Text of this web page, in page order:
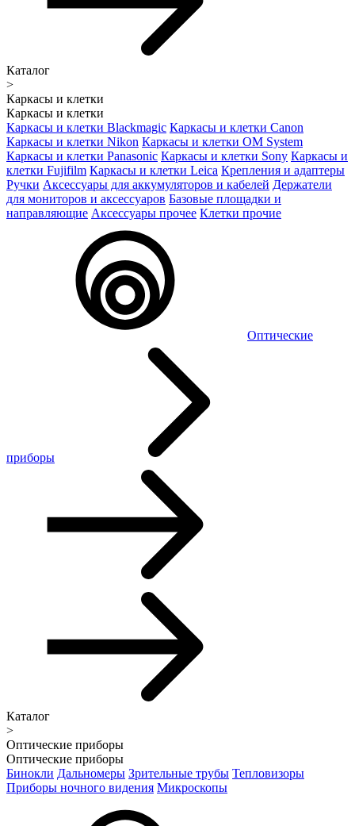
Каталог
>
Каркасы и клетки
Каркасы и клетки
Каркасы и клетки Blackmagic Каркасы и клетки Canon
Каркасы и клетки Nikon Каркасы и клетки OM System
Каркасы и клетки Panasonic Каркасы и клетки Sony Каркасы и
клетки Fujifilm Каркасы и клетки Leica Крепления и адаптеры
Ручки Аксессуары для аккумуляторов и кабелей Держатели
для мониторов и аксессуаров Базовые площадки и
направляющие Аксессуары прочее Клетки прочие
Оптические
приборы
Каталог
>
Оптические приборы
Оптические приборы
Бинокли Дальномеры Зрительные трубы Тепловизоры
Приборы ночного видения Микроскопы